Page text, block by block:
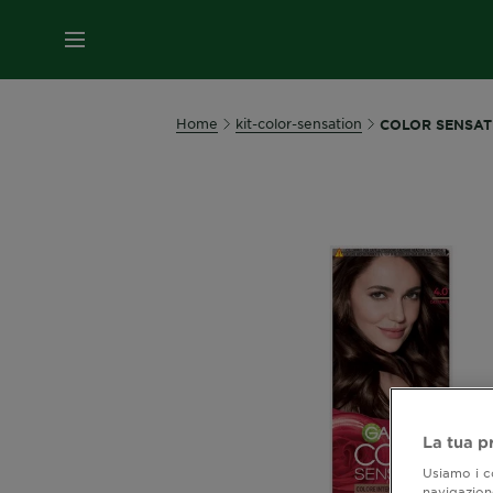
MENU
Home kit-color-sensation COLOR
La tua
Usiamo i